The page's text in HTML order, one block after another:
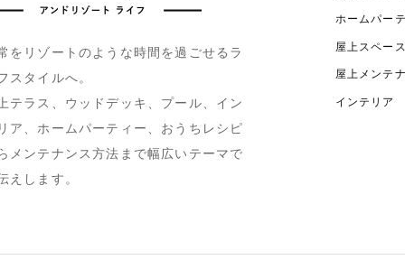
をリゾートのような時間を過ごせるラ
スタイルへ。
テラス、ウッドデッキ、プール、イン
ア、ホームパーティー、おうちレシピ
メンテナンス方法まで幅広いテーマで
えします。
ホームパー
屋上スペー
屋上メンテ
インテリア